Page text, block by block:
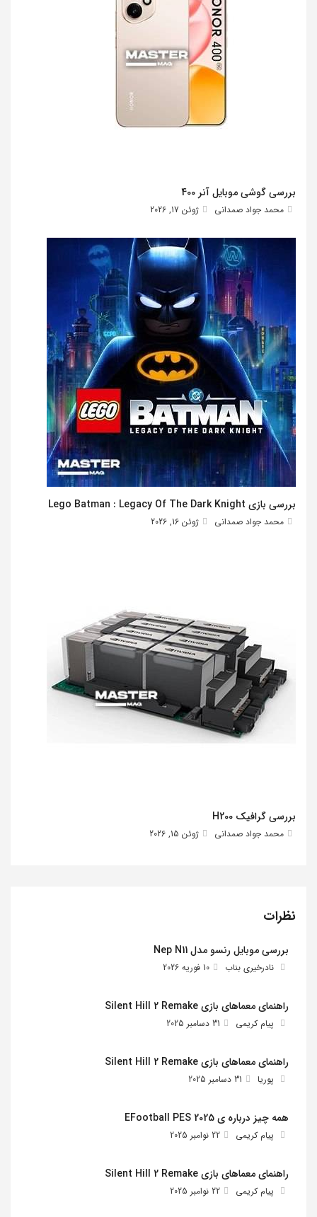
بررسی گوشی موبایل آنر 400
محمد جواد صمدانی ژوئن 17, 2026
بررسی بازی Lego Batman : Legacy Of The Dark Knight
محمد جواد صمدانی ژوئن 16, 2026
بررسی گرافیک H200
محمد جواد صمدانی ژوئن 15, 2026
نظرات
بررسی موبایل رنسو مدل Nep N11
نادرخیری بناب 10 فوریه 2026
راهنمای معماهای بازی Silent Hill 2 Remake
پیام کریمی 31 دسامبر 2025
راهنمای معماهای بازی Silent Hill 2 Remake
پوریا 31 دسامبر 2025
همه چیز درباره ی EFootball PES 2025
پیام کریمی 22 نوامبر 2025
راهنمای معماهای بازی Silent Hill 2 Remake
پیام کریمی 22 نوامبر 2025